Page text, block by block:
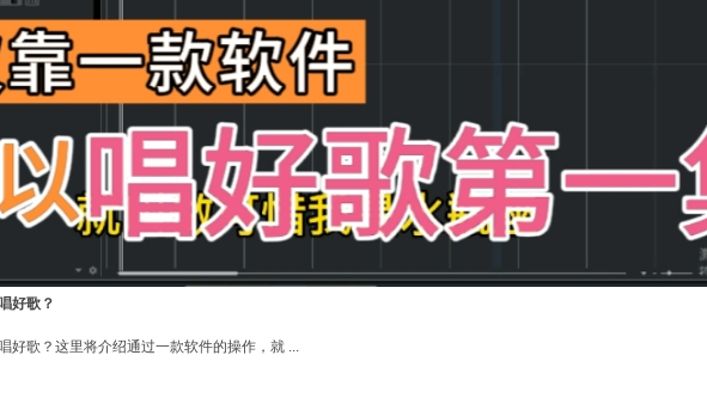
好歌？
好歌？这里将介绍通过一款软件的操作，就 ...